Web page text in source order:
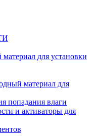
для установки
материал для
попадания влаги
и активаторы для